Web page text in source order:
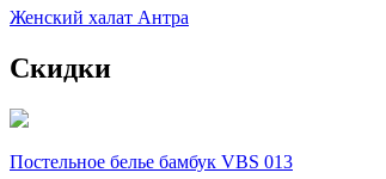
Женский халат Антра
Скидки
Постельное белье бамбук VBS 013